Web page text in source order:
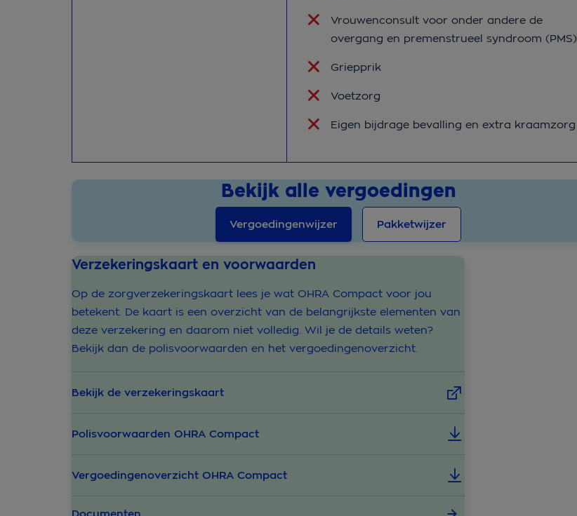
Vrouwenconsult voor onder andere de
overgang en premenstrueel syndroom (PMS)
Griepprik
Voetzorg
Eigen bijdrage bevalling en extra kraamzorg
Bekijk alle vergoedingen
Vergoedingenwijzer Pakketwijzer
Verzekeringskaart en voorwaarden
Op de zorgverzekeringskaart lees je wat OHRA Compact voor jou
betekent. De kaart is een overzicht van de belangrijkste elementen van
deze verzekering en daarom niet volledig. Wil je de details weten?
Bekijk dan de polisvoorwaarden en het vergoedingenoverzicht.
Bekijk de verzekeringskaart
Polisvoorwaarden OHRA Compact
Vergoedingenoverzicht OHRA Compact